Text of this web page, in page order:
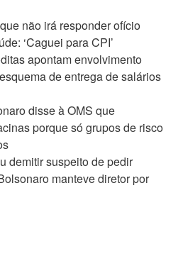
não irá responder ofício
‘Caguei para CPI’
apontam envolvimento
de entrega de salários
disse à OMS que
porque só grupos de risco
demitir suspeito de pedir
manteve diretor por